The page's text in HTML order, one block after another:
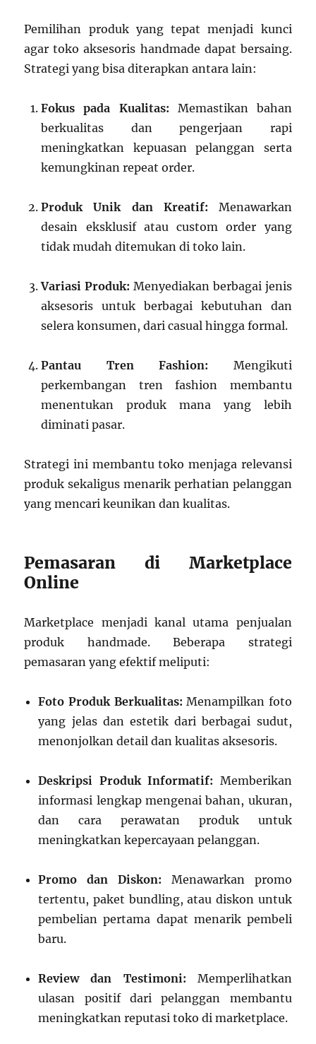
Pemilihan produk yang tepat menjadi kunci
agar toko aksesoris handmade dapat bersaing.
Strategi yang bisa diterapkan antara lain:
Fokus pada Kualitas: Memastikan bahan
berkualitas dan pengerjaan rapi
meningkatkan kepuasan pelanggan serta
kemungkinan repeat order.
Produk Unik dan Kreatif: Menawarkan
desain eksklusif atau custom order yang
tidak mudah ditemukan di toko lain.
Variasi Produk: Menyediakan berbagai jenis
aksesoris untuk berbagai kebutuhan dan
selera konsumen, dari casual hingga formal.
Pantau Tren Fashion: Mengikuti
perkembangan tren fashion membantu
menentukan produk mana yang lebih
diminati pasar.
Strategi ini membantu toko menjaga relevansi
produk sekaligus menarik perhatian pelanggan
yang mencari keunikan dan kualitas.
Pemasaran di Marketplace
Online
Marketplace menjadi kanal utama penjualan
produk handmade. Beberapa strategi
pemasaran yang efektif meliputi:
Foto Produk Berkualitas: Menampilkan foto
yang jelas dan estetik dari berbagai sudut,
menonjolkan detail dan kualitas aksesoris.
Deskripsi Produk Informatif: Memberikan
informasi lengkap mengenai bahan, ukuran,
dan cara perawatan produk untuk
meningkatkan kepercayaan pelanggan.
Promo dan Diskon: Menawarkan promo
tertentu, paket bundling, atau diskon untuk
pembelian pertama dapat menarik pembeli
baru.
Review dan Testimoni: Memperlihatkan
ulasan positif dari pelanggan membantu
meningkatkan reputasi toko di marketplace.